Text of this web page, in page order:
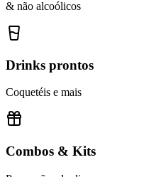
& não alcoólicos
Drinks prontos
Coquetéis e mais
Combos & Kits